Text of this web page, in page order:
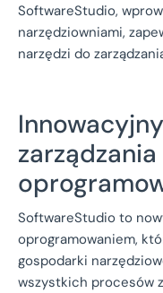
SoftwareStudio,
narzędziowniami,
narzędzi do
zarządzania
SoftwareStudio to
oprogramowaniem,
gospodarki
wszystkich procesów